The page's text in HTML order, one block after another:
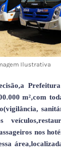
Ilustrativa
m²,com
nos